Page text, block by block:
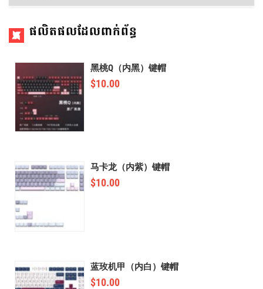
ផលិតផលដែលពាក់ព័ន្ធ
黑桃Q（内黑）键帽
$10.00
马卡龙（内紫）键帽
$10.00
蓝玫机甲（内白）键帽
$10.00